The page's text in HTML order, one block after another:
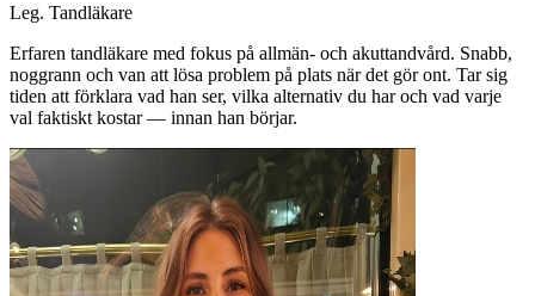
Leg. Tandläkare
Erfaren tandläkare med fokus på allmän- och akuttandvård. Snabb,
noggrann och van att lösa problem på plats när det gör ont. Tar sig
tiden att förklara vad han ser, vilka alternativ du har och vad varje
val faktiskt kostar — innan han börjar.